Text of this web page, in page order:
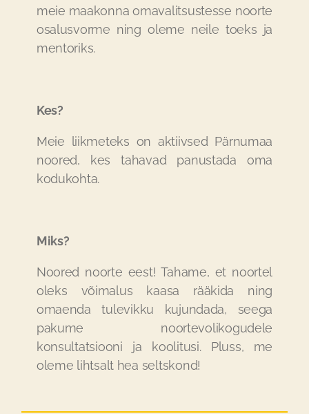
meie maakonna omavalitsustesse noorte
osalusvorme ning oleme neile toeks ja
mentoriks.
Kes?
Meie liikmeteks on aktiivsed Pärnumaa
noored, kes tahavad panustada oma
kodukohta.
Miks?
Noored noorte eest! Tahame, et noortel
oleks võimalus kaasa rääkida ning
omaenda tulevikku kujundada, seega
pakume noortevolikogudele
konsultatsiooni ja koolitusi. Pluss, me
oleme lihtsalt hea seltskond!